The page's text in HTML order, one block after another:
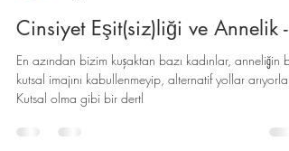
binnazsnmz
11 Ağu 2024
3 dakikada okunur
Cinsiyet Eşit(siz)liği ve Annelik -
En azından bizim kuşaktan bazı kadınlar, anneliğin bu